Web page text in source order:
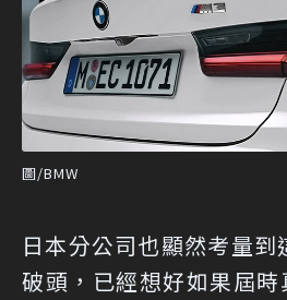
圖/BMW
日本分公司也顯然考量到
破頭，已經想好如果屆時